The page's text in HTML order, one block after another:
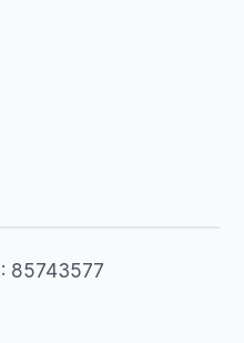
85743577